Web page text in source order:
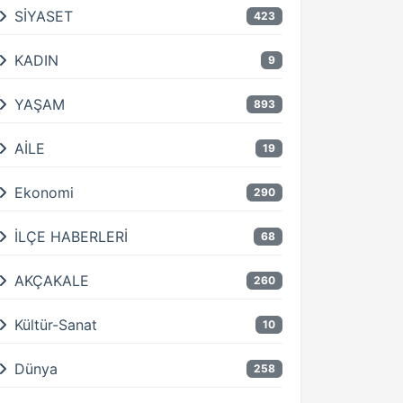
SİYASET 423
KADIN 9
YAŞAM 893
AİLE 19
Ekonomi 290
İLÇE HABERLERİ 68
AKÇAKALE 260
Kültür-Sanat 10
Dünya 258